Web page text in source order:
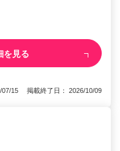
を見る
07/15 掲載終了日： 2026/10/09